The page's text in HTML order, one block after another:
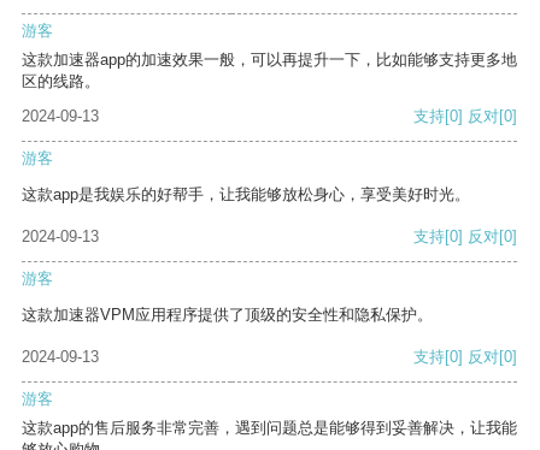
游客
这款加速器app的加速效果一般，可以再提升一下，比如能够支持更多地
区的线路。
2024-09-13
支持[0] 反对[0]
游客
这款app是我娱乐的好帮手，让我能够放松身心，享受美好时光。
2024-09-13 支持[0] 反对[0]
游客
这款加速器VPM应用程序提供了顶级的安全性和隐私保护。
2024-09-13 支持[0] 反对[0]
游客
这款app的售后服务非常完善，遇到问题总是能够得到妥善解决，让我能